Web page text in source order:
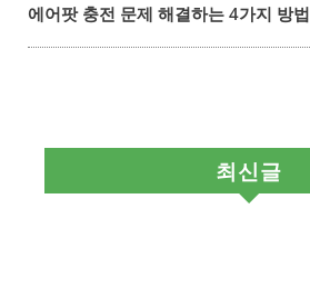
에어팟 충전 문제 해결하는 4가지 방법
최신글